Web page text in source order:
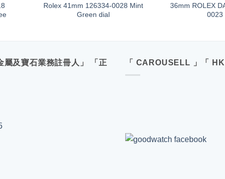
Rolex 41mm 126334-0028 Mint
Green dial
36mm ROLEX
0023
屬及寶石業務註冊人」 「正
「 CAROUSELL 」「